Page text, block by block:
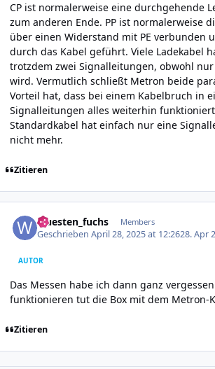
CP ist normalerweise eine durchgehende
zum anderen Ende. PP ist normalerweise
über einen Widerstand mit PE verbunden
durch das Kabel geführt. Viele Ladekabel
trotzdem zwei Signalleitungen, obwohl
wird. Vermutlich schließt Metron beide
Vorteil hat, dass bei einem Kabelbruch in
Signalleitungen alles weiterhin
Standardkabel hat einfach nur eine
nicht mehr.
Zitieren
wuesten_fuchs Members
GeschriebenApril 28, 2025 at 12:2628. Apr
AUTOR
Das Messen habe ich dann ganz
funktionieren tut die Box mit dem Metron-
Zitieren